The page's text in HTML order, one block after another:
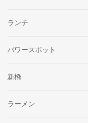
ランチ
パワースポット
新橋
ラーメン